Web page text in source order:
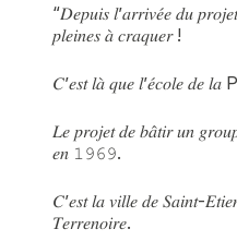
“𝐷𝑒𝑝𝑢𝑖𝑠 𝑙’𝑎𝑟𝑟𝑖𝑣𝑒́𝑒 𝑑𝑢
𝑝𝑙𝑒𝑖𝑛𝑒𝑠 𝑎̀ 𝑐𝑟𝑎𝑞𝑢𝑒𝑟 !
𝐶’𝑒𝑠𝑡 𝑙𝑎̀ 𝑞𝑢𝑒 𝑙’𝑒́𝑐𝑜𝑙𝑒 𝑑𝑒
𝐿𝑒 𝑝𝑟𝑜𝑗𝑒𝑡 𝑑𝑒 𝑏𝑎̂𝑡𝑖𝑟 𝑢𝑛
𝑒𝑛 𝟷𝟿𝟼𝟿.
𝐶’𝑒𝑠𝑡 𝑙𝑎 𝑣𝑖𝑙𝑙𝑒 𝑑𝑒 𝑆𝑎𝑖𝑛𝑡-
𝑇𝑒𝑟𝑟𝑒𝑛𝑜𝑖𝑟𝑒.